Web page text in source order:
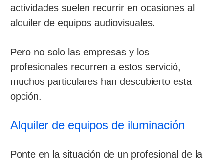
actividades suelen recurrir en ocasiones al
alquiler de equipos audiovisuales.
Pero no solo las empresas y los
profesionales recurren a estos servició,
muchos particulares han descubierto esta
opción.
Alquiler de equipos de iluminación
Ponte en la situación de un profesional de la